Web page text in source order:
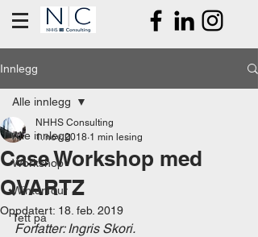
Innlegg
Alle innlegg
Workshop
WinterTour
Tett på
Alle innlegg
Case Workshop med
QVARTZ
NHHS Consulting
1. nov. 2018 1 min lesing
Oppdatert: 18. feb. 2019
Forfatter: Ingris Skori.